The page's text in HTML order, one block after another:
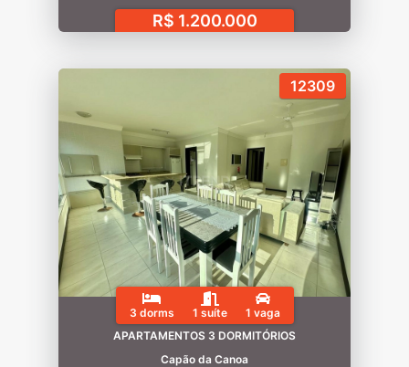
R$ 1.200.000
12309
3 dorms 1 suíte
1 vaga
APARTAMENTOS 3 DORMITÓRIOS
Capão da Canoa